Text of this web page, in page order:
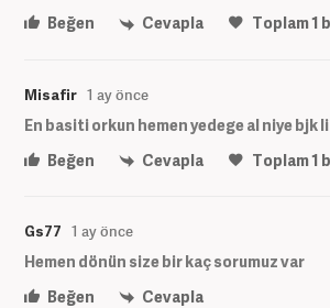
Beğen
Cevapla Toplam1
Misafir 1 ay önce
En basiti orkun hemen yedege al niye bjk li
Beğen
Cevapla Toplam1
Gs77 1 ay önce
Hemen dönün size bir kaç sorumuz var
Beğen
Cevapla